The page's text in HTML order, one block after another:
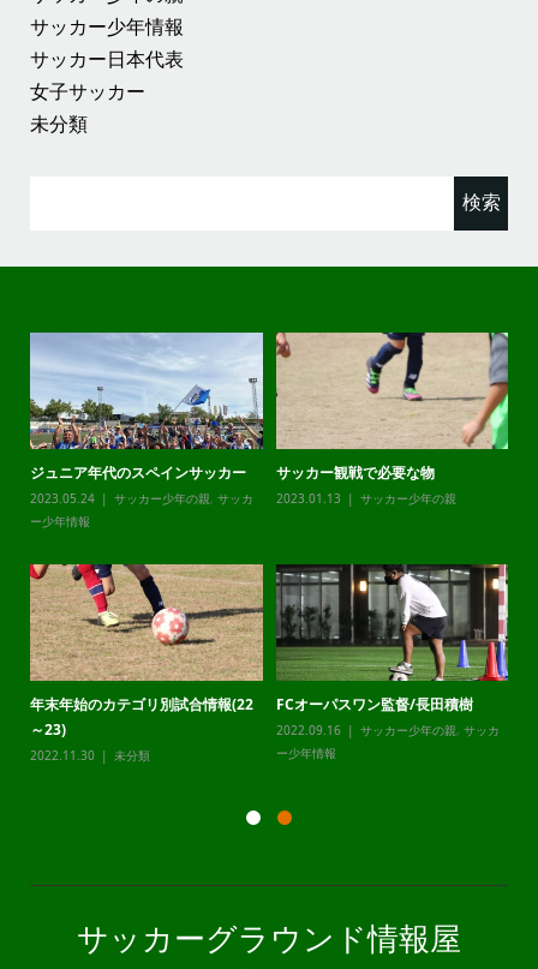
サッカー少年情報
サッカー日本代表
女子サッカー
未分類
ジュニア年代のスペインサッカー
2023.05.24 サッカー少年の親, サッカ
ー少年情報
サッカー観戦で必要な物
2023.01.13 サッカー少年の親
年末年始のカテゴリ別試合情報(22
～23)
2022.11.30 未分類
FCオーパスワン監督/長田積樹
2022.09.16 サッカー少年の親, サッカ
ー少年情報
サッカーグラウンド情報屋